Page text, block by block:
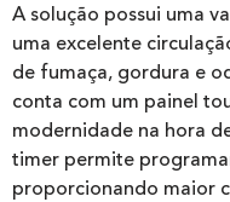
A solução possui uma
uma excelente
de fumaça, gordura e
conta com um painel
modernidade na hora
timer permite
proporcionando maior